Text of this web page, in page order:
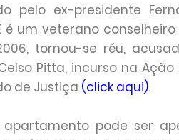
pelo ex-presidente
é um veterano
tornou-se réu,
Pitta, incurso na Ação
de Justiça (click aqui).
pode ser